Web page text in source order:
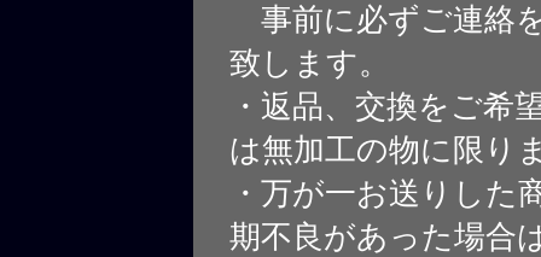
事前に必ずご連絡
致します。
・返品、交換をご希
は無加工の物に限り
・万が一お送りした
期不良があった場合